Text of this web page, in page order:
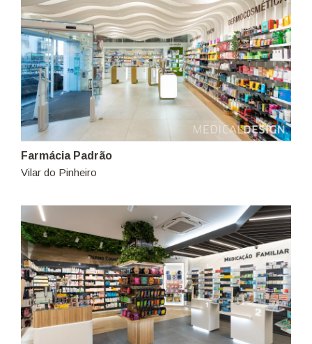
Farmácia Padrão
Vilar do Pinheiro